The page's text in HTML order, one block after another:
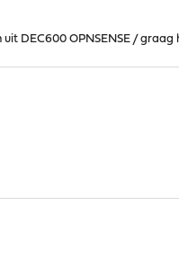
uit DEC600 OPNSENSE / graag